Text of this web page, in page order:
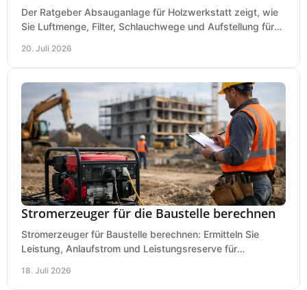
Der Ratgeber Absauganlage für Holzwerkstatt zeigt, wie
Sie Luftmenge, Filter, Schlauchwege und Aufstellung für
20. Juli 2026
Stromerzeuger für die Baustelle berechnen
Stromerzeuger für Baustelle berechnen: Ermitteln Sie
Leistung, Anlaufstrom und Leistungsreserve für
18. Juli 2026